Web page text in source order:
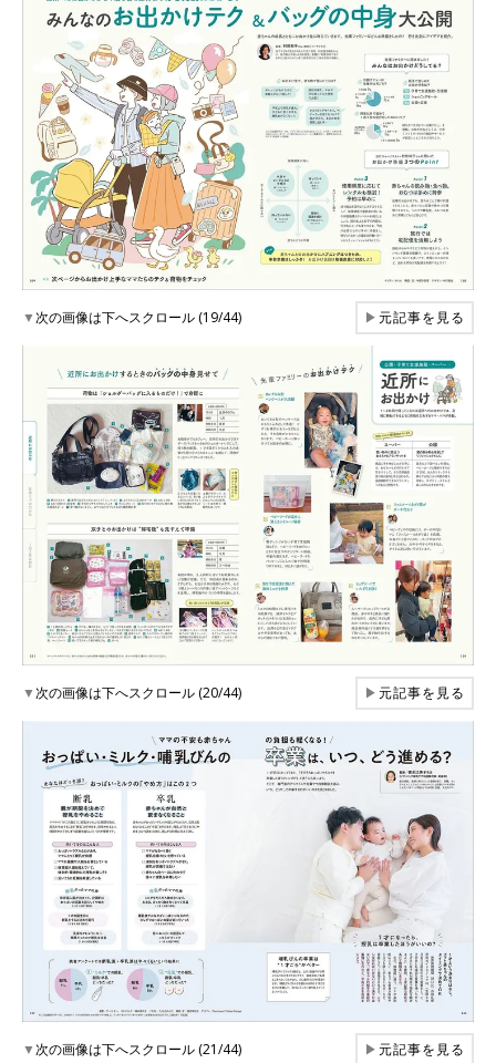
▼次の画像は下へスクロール (19/44) ▶元記事を見る
▼次の画像は下へスクロール (20/44) ▶元記事を見る
▼次の画像は下へスクロール (21/44) ▶元記事を見る